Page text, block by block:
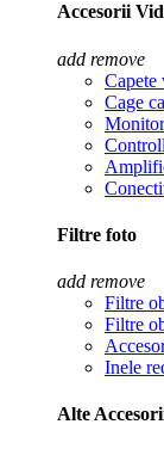
Accesorii
add remove
Capete
Cage
Filtre foto
add remove
Filtre
Filtre
Inele
Alte